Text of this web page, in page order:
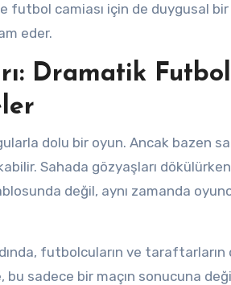
futbol camiası için de duygusal
eder.
Dramatik
dolu bir oyun. Ancak bazen
Sahada gözyaşları
değil, aynı zamanda
futbolcuların ve taraftarların
bu sadece bir maçın sonucuna